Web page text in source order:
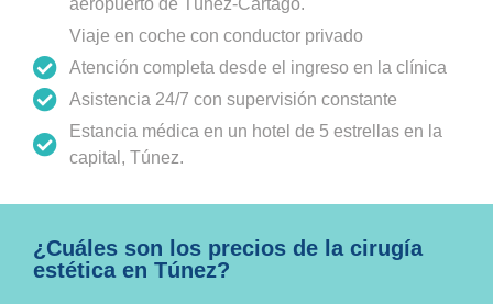
aeropuerto de Túnez-Cartago.
Viaje en coche con conductor privado
Atención completa desde el ingreso en la clínica
Asistencia 24/7 con supervisión constante
Estancia médica en un hotel de 5 estrellas en la
capital, Túnez.
¿Cuáles son los precios de la cirugía
estética en Túnez?